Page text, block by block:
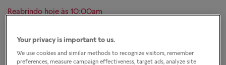
Coleções
Presenteie
Reabrindo hoje às 10:00am
Loja 10
Recife, Pernambuco 51020-900
Your privacy is important to us.
We use cookies and similar methods to recognize visitors, remember
preferences, measure campaign effectiveness, target ads, analyze site